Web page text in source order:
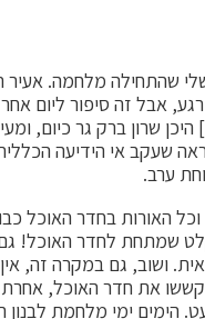
שלי שהתחילה מלחמה.
רגע, אבל זה סיפור
היכן שרון ברק גר
שעקב אי הידיעה
ערב.
וכל האורות בחדר
לחדר האוכל! גם
ושוב, גם במקרה זה,